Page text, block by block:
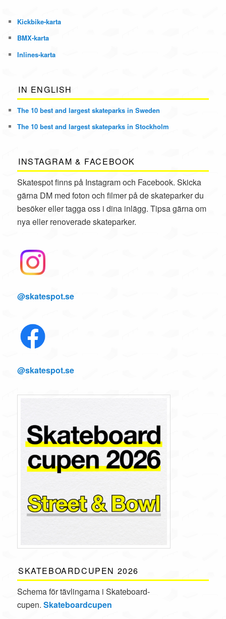
Kickbike-karta
BMX-karta
Inlines-karta
IN ENGLISH
The 10 best and largest skateparks in Sweden
The 10 best and largest skateparks in Stockholm
INSTAGRAM & FACEBOOK
Skatespot finns på Instagram och Facebook. Skicka
gärna DM med foton och filmer på de skateparker du
besöker eller tagga oss i dina inlägg. Tipsa gärna om
nya eller renoverade skateparker.
@skatespot.se
@skatespot.se
SKATEBOARDCUPEN 2026
Schema för tävlingarna i Skate­board­
cupen.Skateboardcupen